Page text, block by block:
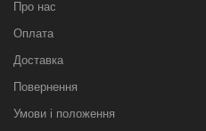
Про нас
Оплата
Доставка
Повернення
Умови і положення